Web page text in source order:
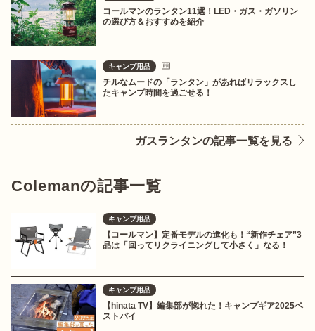
コールマンのランタン11選！LED・ガス・ガソリン
の選び方＆おすすめを紹介
キャンプ用品
チルなムードの「ランタン」があればリラックスし
たキャンプ時間を過ごせる！
ガスランタンの記事一覧を見る
Colemanの記事一覧
キャンプ用品
【コールマン】定番モデルの進化も！“新作チェア”3
品は「回ってリクライニングして小さく」なる！
キャンプ用品
【hinata TV】編集部が惚れた！キャンプギア2025ベ
ストバイ